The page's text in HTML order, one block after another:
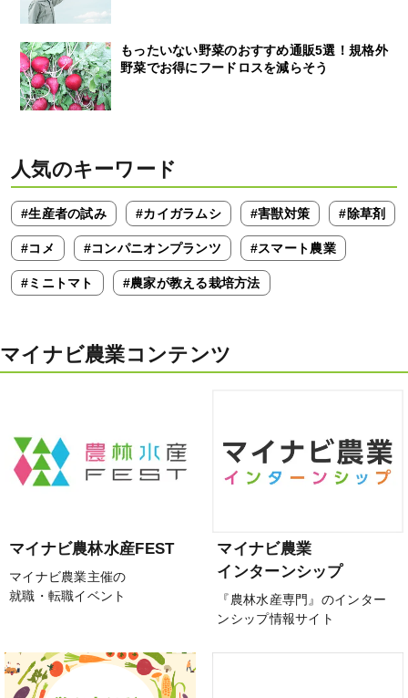
もったいない野菜のおすすめ通販5選！規格外
野菜でお得にフードロスを減らそう
人気のキーワード
#生産者の試み #カイガラムシ #害獣対策 #除草剤
#コメ #コンパニオンプランツ #スマート農業
#ミニトマト #農家が教える栽培方法
マイナビ農業コンテンツ
マイナビ農林水産FEST
マイナビ農業主催の
就職・転職イベント
マイナビ農業
インターンシップ
『農林水産専門』のインター
ンシップ情報サイト